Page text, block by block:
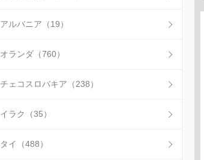
アルバニア（19）
オランダ（760）
チェコスロバキア（238）
イラク（35）
タイ（488）